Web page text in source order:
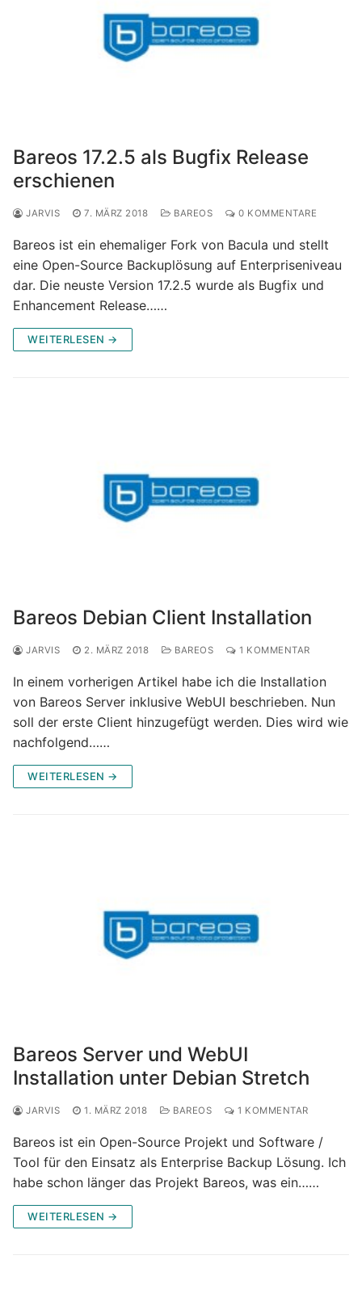
Bareos 17.2.5 als Bugfix Release
erschienen
JARVIS 7. MÄRZ 2018 BAREOS 0 KOMMENTARE
Bareos ist ein ehemaliger Fork von Bacula und stellt
eine Open-Source Backuplösung auf Enterpriseniveau
dar. Die neuste Version 17.2.5 wurde als Bugfix und
Enhancement Release……
WEITERLESEN →
Bareos Debian Client Installation
JARVIS 2. MÄRZ 2018 BAREOS 1 KOMMENTAR
In einem vorherigen Artikel habe ich die Installation
von Bareos Server inklusive WebUI beschrieben. Nun
soll der erste Client hinzugefügt werden. Dies wird wie
nachfolgend……
WEITERLESEN →
Bareos Server und WebUI
Installation unter Debian Stretch
JARVIS 1. MÄRZ 2018 BAREOS 1 KOMMENTAR
Bareos ist ein Open-Source Projekt und Software /
Tool für den Einsatz als Enterprise Backup Lösung. Ich
habe schon länger das Projekt Bareos, was ein……
WEITERLESEN →